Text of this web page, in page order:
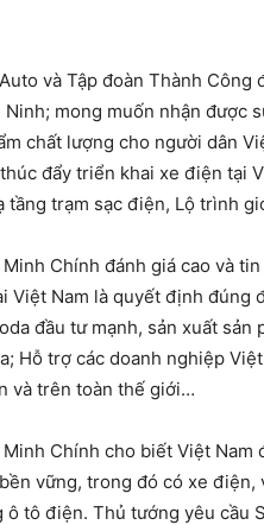
và Tập đoàn Thành
Ninh; mong muốn nhận được
chất lượng cho người dân
đẩy triển khai xe điện tại
tầng trạm sạc điện, Lộ trình
Chính đánh giá cao và
Việt Nam là quyết định đúng
đầu tư mạnh, sản xuất
Hỗ trợ các doanh nghiệp
và trên toàn thế giới…
Chính cho biết Việt
vững, trong đó có xe
ô tô điện. Thủ tướng yêu cầu